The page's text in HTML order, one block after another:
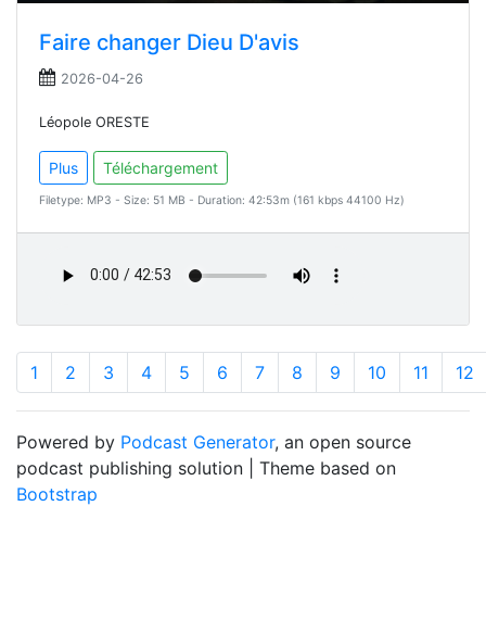
Faire changer Dieu D'avis
2026-04-26
Léopole ORESTE
Plus Téléchargement
Filetype: MP3 - Size: 51 MB - Duration: 42:53m (161 kbps 44100 Hz)
1 2 3 4 5 6 7 8 9 10 11 12
Powered by Podcast Generator, an open source
podcast publishing solution | Theme based on
Bootstrap